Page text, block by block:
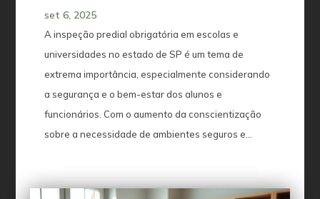
set 6, 2025
A inspeção predial obrigatória em escolas e
universidades no estado de SP é um tema de
extrema importância, especialmente considerando
a segurança e o bem-estar dos alunos e
funcionários. Com o aumento da conscientização
sobre a necessidade de ambientes seguros e...